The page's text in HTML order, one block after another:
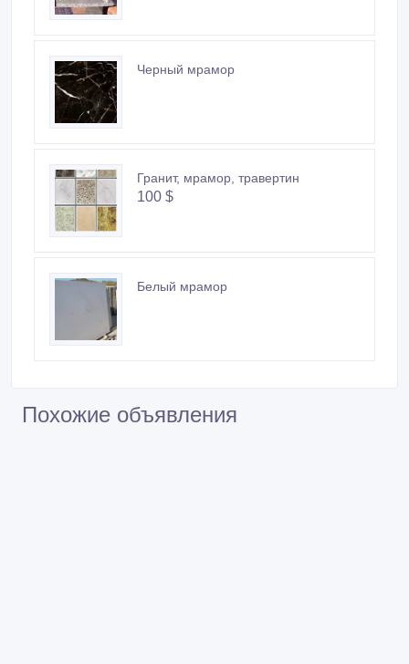
Черный мрамор
Гранит, мрамор, травертин
100 $
Белый мрамор
Похожие объявления